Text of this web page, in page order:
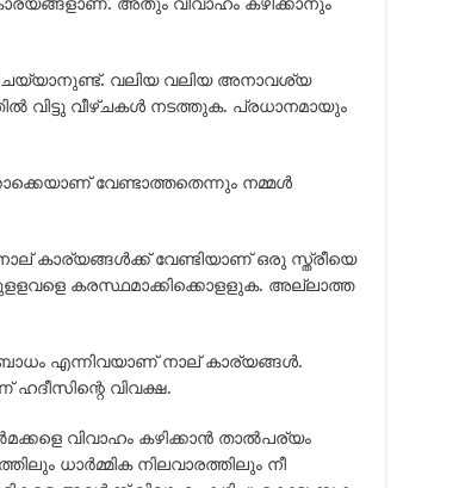
ചെയ്യാനുണ്ട്. വലിയ വലിയ അനാവശ്യ
വീഴ്ചകള്‍ നടത്തുക. പ്രധാനമായും
വേണ്ടാത്തതെന്നും നമ്മള്‍
കാര്യങ്ങള്‍ക്ക് വേണ്ടിയാണ് ഒരു സ്ത്രീയെ
കരസ്ഥമാക്കിക്കൊളളുക. അല്ലാത്ത
എന്നിവയാണ് നാല് കാര്യങ്ങള്‍.
വിവക്ഷ.
വിവാഹം കഴിക്കാന്‍ താല്‍പര്യം
ധാര്‍മ്മിക നിലവാരത്തിലും നീ